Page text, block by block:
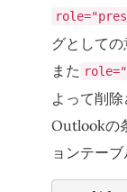
グとしての
また
よって削除
Outlookの
ョンテー